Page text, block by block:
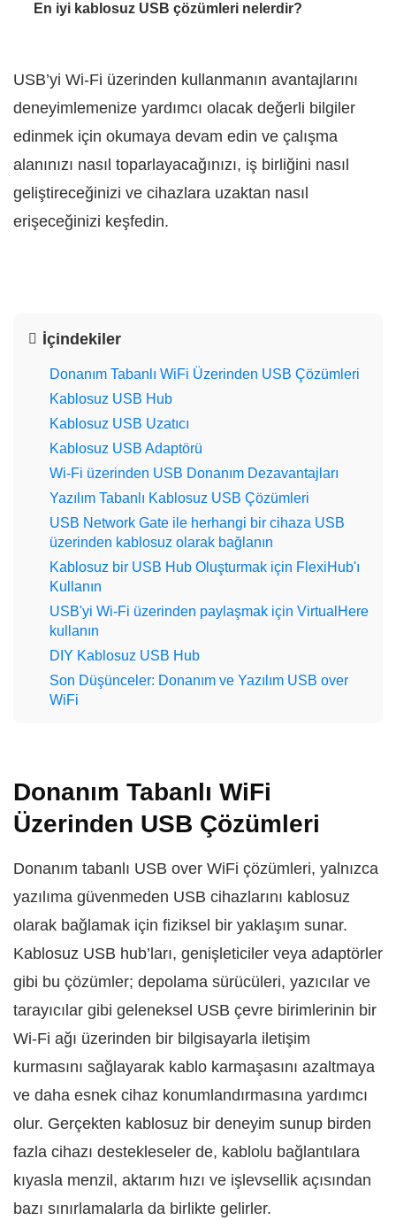
En iyi kablosuz USB çözümleri nelerdir?
USB’yi Wi‑Fi üzerinden kullanmanın avantajlarını
deneyimlemenize yardımcı olacak değerli bilgiler
edinmek için okumaya devam edin ve çalışma
alanınızı nasıl toparlayacağınızı, iş birliğini nasıl
geliştireceğinizi ve cihazlara uzaktan nasıl
erişeceğinizi keşfedin.
İçindekiler
Donanım Tabanlı WiFi Üzerinden USB Çözümleri
Kablosuz USB Hub
Kablosuz USB Uzatıcı
Kablosuz USB Adaptörü
Wi-Fi üzerinden USB Donanım Dezavantajları
Yazılım Tabanlı Kablosuz USB Çözümleri
USB Network Gate ile herhangi bir cihaza USB
üzerinden kablosuz olarak bağlanın
Kablosuz bir USB Hub Oluşturmak için FlexiHub'ı
Kullanın
USB'yi Wi‑Fi üzerinden paylaşmak için VirtualHere
kullanın
DIY Kablosuz USB Hub
Son Düşünceler: Donanım ve Yazılım USB over
WiFi
Donanım Tabanlı WiFi
Üzerinden USB Çözümleri
Donanım tabanlı USB over WiFi çözümleri, yalnızca
yazılıma güvenmeden USB cihazlarını kablosuz
olarak bağlamak için fiziksel bir yaklaşım sunar.
Kablosuz USB hub’ları, genişleticiler veya adaptörler
gibi bu çözümler; depolama sürücüleri, yazıcılar ve
tarayıcılar gibi geleneksel USB çevre birimlerinin bir
Wi-Fi ağı üzerinden bir bilgisayarla iletişim
kurmasını sağlayarak kablo karmaşasını azaltmaya
ve daha esnek cihaz konumlandırmasına yardımcı
olur. Gerçekten kablosuz bir deneyim sunup birden
fazla cihazı destekleseler de, kablolu bağlantılara
kıyasla menzil, aktarım hızı ve işlevsellik açısından
bazı sınırlamalarla da birlikte gelirler.